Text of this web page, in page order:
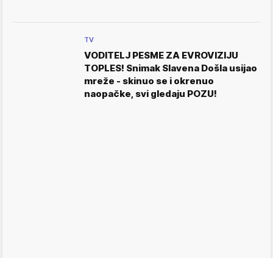
TV
VODITELJ PESME ZA EVROVIZIJU
TOPLES! Snimak Slavena Došla usijao
mreže - skinuo se i okrenuo
naopačke, svi gledaju POZU!